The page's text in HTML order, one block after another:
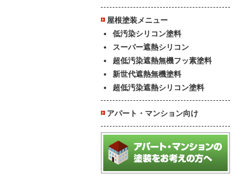
屋根塗装メニュー
低汚染シリコン塗料
スーパー遮熱シリコン
超低汚染遮熱無機フッ素塗料
新世代遮熱無機塗料
超低汚染遮熱シリコン塗料
アパート・マンション向け